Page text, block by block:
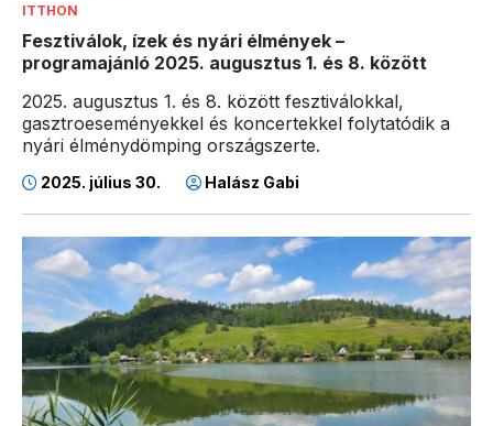
ITTHON
Fesztiválok, ízek és nyári élmények –
programajánló 2025. augusztus 1. és 8. között
2025. augusztus 1. és 8. között fesztiválokkal,
gasztroeseményekkel és koncertekkel folytatódik a
nyári élménydömping országszerte.
2025. július 30. Halász Gabi